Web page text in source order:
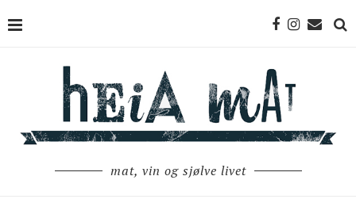
mat, vin og sjølve livet